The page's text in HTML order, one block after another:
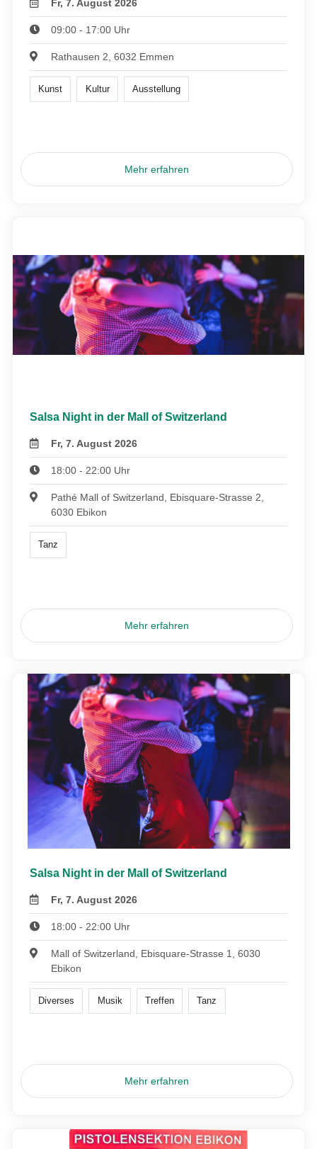
Fr, 7. August 2026
09:00 - 17:00 Uhr
Rathausen 2, 6032 Emmen
Kunst Kultur Ausstellung
Mehr erfahren
Salsa Night in der Mall of Switzerland
Fr, 7. August 2026
18:00 - 22:00 Uhr
Pathé Mall of Switzerland, Ebisquare-Strasse 2,
6030 Ebikon
Tanz
Mehr erfahren
Salsa Night in der Mall of Switzerland
Fr, 7. August 2026
18:00 - 22:00 Uhr
Mall of Switzerland, Ebisquare-Strasse 1, 6030
Ebikon
Diverses Musik Treffen Tanz
Mehr erfahren